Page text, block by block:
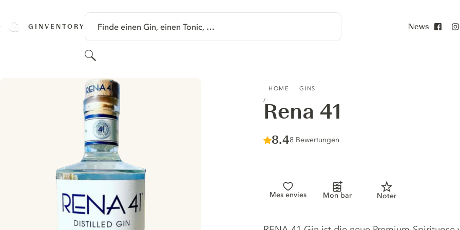
GINVENTORY Finde einen Gin, einen Tonic, …
Suchen
News
HOME GINS
Rena 41
Score :
8.4/ 10
8 Bewertungen
Mes envies Mon bar Noter